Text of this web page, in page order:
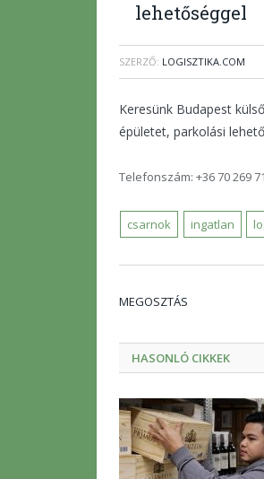
lehetőséggel
SZERZŐ: LOGISZTIKA.COM
Keresünk Budapest
épületet, parkolási
Telefonszám: +36 70 269
csarnok ingatlan
MEGOSZTÁS
HASONLÓ CIKKEK